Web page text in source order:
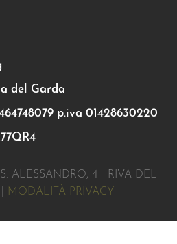
del Garda
p.iva 01428630220
ALESSANDRO, 4 - RIVA DEL
MODALITÀ PRIVACY